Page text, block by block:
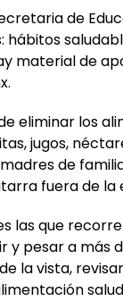
de
material de
eliminar los
jugos,
de
fuera de la
las que
pesar a más
la vista,